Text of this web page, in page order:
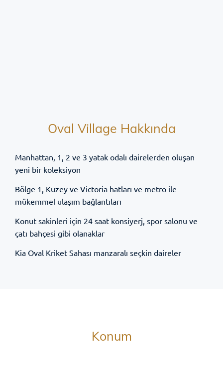
Oval Village Hakkında
Manhattan, 1, 2 ve 3 yatak odalı dairelerden oluşan
yeni bir koleksiyon
Bölge 1, Kuzey ve Victoria hatları ve metro ile
mükemmel ulaşım bağlantıları
Konut sakinleri için 24 saat konsiyerj, spor salonu ve
çatı bahçesi gibi olanaklar
Kia Oval Kriket Sahası manzaralı seçkin daireler
Konum